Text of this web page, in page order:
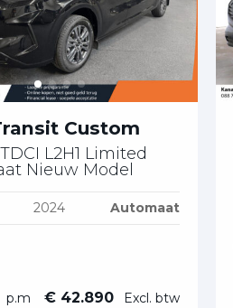
Custom
L2H1 Limited
Nieuw Model
2024 Automaat
p.m € 42.890 Excl. btw